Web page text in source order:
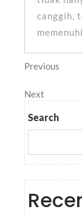
canggih,
Post
Previous
Previous
Next
Post
Next
Search